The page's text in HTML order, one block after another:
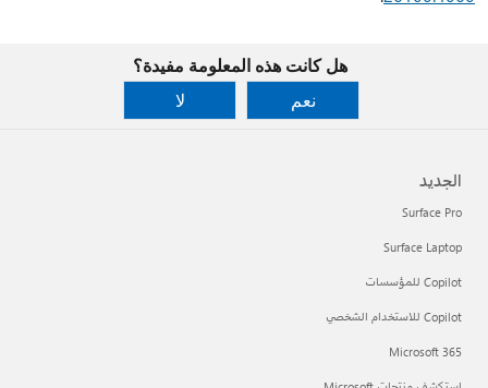
هل كانت هذه المعلومة مفيدة؟
نعم
لا
الجديد
Surface Pro
Surface Laptop
Copilot للمؤسسات
Copilot للاستخدام الشخصي
Microsoft 365